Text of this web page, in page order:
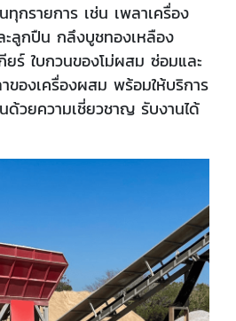
กรายการ เช่น เพลาเครื่อง
ลูกปืน กลึงบูชทองเหลือง
ร์ ใบกวนของโม่ผสม ซ่อมและ
ของเครื่องผสม พร้อมให้บริการ
ด้วยความเชี่ยวชาญ รับงานได้